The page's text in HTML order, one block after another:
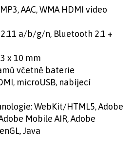
AAC, WMA HDMI video
a/b/g/n, Bluetooth 2.1 +
x 10 mm
včetně baterie
microUSB, nabíjecí
WebKit/HTML5, Adobe
Mobile AIR, Adobe
Java